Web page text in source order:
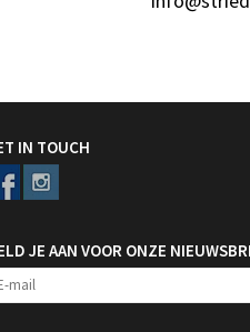
IN TOUCH
JE AAN VOOR ONZE